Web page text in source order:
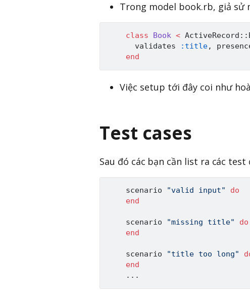
Trong model book.rb, giả
class Book < ActiveRecord : :
      validates
:title,
end
Việc setup tới đây coi như
Test cases
Sau đó các bạn cần list ra các
    scenario
"valid input"
do
end
    scenario
"missing title"
do
end
    scenario
"title too long"
end
. . .